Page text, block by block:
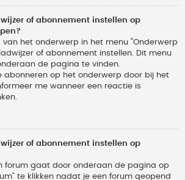
of abonnement instellen op
het onderwerp in het menu “Onderwerp
of abonnement instellen. Dit menu
de pagina te vinden.
abonneren op het onderwerp door bij het
me wanneer een reactie is
of abonnement instellen op
forum gaat door onderaan de pagina op
te klikken nadat je een forum geopend